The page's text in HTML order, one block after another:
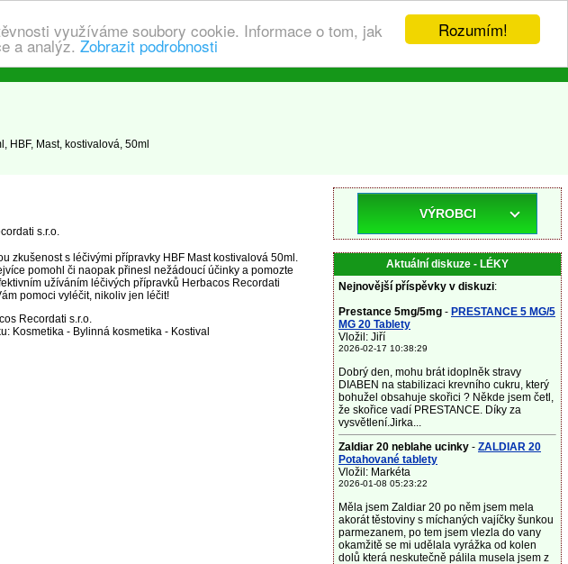
Rozumím!
využíváme soubory cookie. Informace o tom, jak
a analýz. Zobrazit podrobnosti
HBF, Mast, kostivalová, 50ml
s.r.o.
zkušenost s léčivými přípravky HBF Mast kostivalová 50ml.
pomohl či naopak přinesl nežádoucí účinky a pomozte
užíváním léčivých přípravků Herbacos Recordati
pomoci vyléčit, nikoliv jen léčit!
Recordati s.r.o.
Kosmetika - Bylinná kosmetika - Kostival
VÝROBCI
Aktuální diskuze - LÉKY
Nejnovější příspěvky v diskuzi:
Prestance 5mg/5mg - PRESTANCE 5 MG/5
MG 20 Tablety
Vložil: Jiří
2026-02-17 10:38:29
Dobrý den, mohu brát idoplněk stravy
DIABEN na stabilizaci krevního cukru, který
bohužel obsahuje skořici ? Někde jsem četl,
že skořice vadí PRESTANCE. Díky za
vysvětlení.Jirka...
Zaldiar 20 neblahe ucinky - ZALDIAR 20
Potahované tablety
Vložil: Markéta
2026-01-08 05:23:22
Měla jsem Zaldiar 20 po něm jsem mela
akorát těstoviny s míchaných vajíčky šunkou
parmezanem, po tem jsem vlezla do vany
okamžitě se mi udělala vyrážka od kolen
dolů která neskutečně pálila musela jsem z